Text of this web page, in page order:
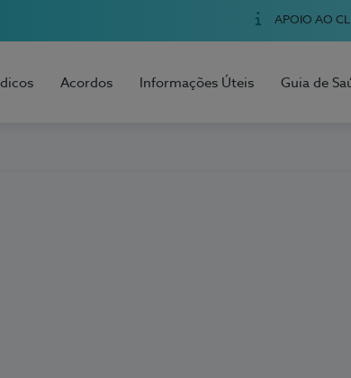
APOIO AO
Acordos Informações Úteis Guia de